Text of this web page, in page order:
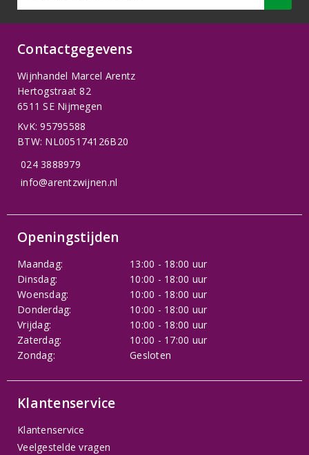
Contactgegevens
Wijnhandel Marcel Arentz
Hertogstraat 82
6511 SE Nijmegen
KvK: 95795588
BTW: NL005174126B20
024 3888979
info@arentzwijnen.nl
Openingstijden
Maandag:
13:00 - 18:00 uur
Dinsdag:
10:00 - 18:00 uur
Woensdag:
10:00 - 18:00 uur
Donderdag:
10:00 - 18:00 uur
Vrijdag:
10:00 - 18:00 uur
Zaterdag:
10:00 - 17:00 uur
Zondag:
Gesloten
Klantenservice
Klantenservice
Veelgestelde vragen